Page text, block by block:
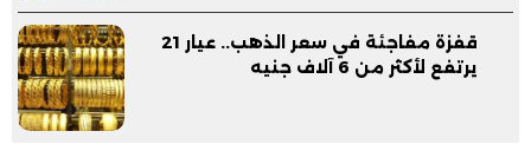
قفزة مفاجئة في سعر الذهب.. عيار 21
يرتفع لأكثر من 6 آلاف جنيه